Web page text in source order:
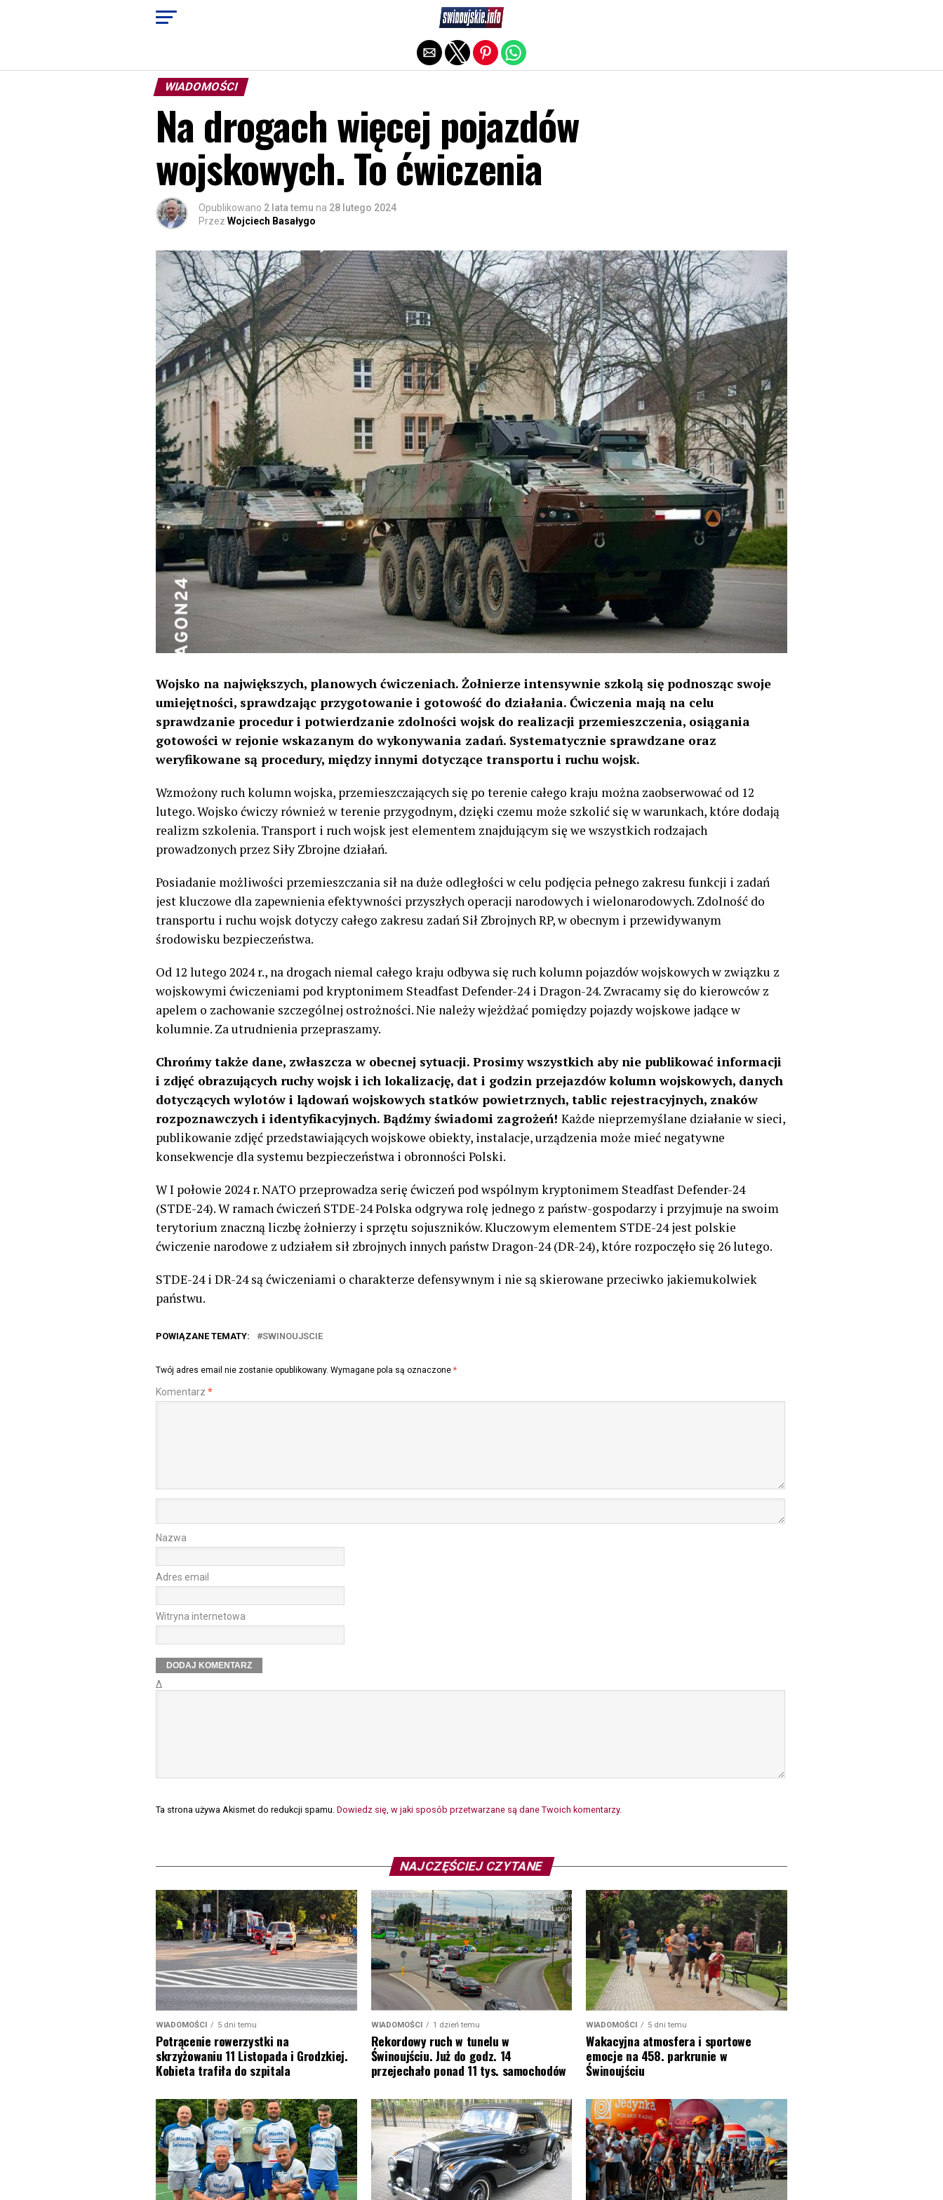
WIADOMOŚCI
Na drogach więcej pojazdów
wojskowych. To ćwiczenia
Opublikowano 2 lata temu na 28 lutego 2024
Przez Wojciech Basałygo
Wojsko na największych, planowych ćwiczeniach. Żołnierze intensywnie szkolą się podnosząc swoje
umiejętności, sprawdzając przygotowanie i gotowość do działania. Ćwiczenia mają na celu
sprawdzanie procedur i potwierdzanie zdolności wojsk do realizacji przemieszczenia, osiągania
gotowości w rejonie wskazanym do wykonywania zadań. Systematycznie sprawdzane oraz
weryfikowane są procedury, między innymi dotyczące transportu i ruchu wojsk.
Wzmożony ruch kolumn wojska, przemieszczających się po terenie całego kraju można zaobserwować od 12
lutego. Wojsko ćwiczy również w terenie przygodnym, dzięki czemu może szkolić się w warunkach, które dodają
realizm szkolenia. Transport i ruch wojsk jest elementem znajdującym się we wszystkich rodzajach
prowadzonych przez Siły Zbrojne działań.
Posiadanie możliwości przemieszczania sił na duże odległości w celu podjęcia pełnego zakresu funkcji i zadań
jest kluczowe dla zapewnienia efektywności przyszłych operacji narodowych i wielonarodowych. Zdolność do
transportu i ruchu wojsk dotyczy całego zakresu zadań Sił Zbrojnych RP, w obecnym i przewidywanym
środowisku bezpieczeństwa.
Od 12 lutego 2024 r., na drogach niemal całego kraju odbywa się ruch kolumn pojazdów wojskowych w związku z
wojskowymi ćwiczeniami pod kryptonimem Steadfast Defender-24 i Dragon-24. Zwracamy się do kierowców z
apelem o zachowanie szczególnej ostrożności. Nie należy wjeżdżać pomiędzy pojazdy wojskowe jadące w
kolumnie. Za utrudnienia przepraszamy.
Chrońmy także dane, zwłaszcza w obecnej sytuacji. Prosimy wszystkich aby nie publikować informacji
i zdjęć obrazujących ruchy wojsk i ich lokalizację, dat i godzin przejazdów kolumn wojskowych, danych
dotyczących wylotów i lądowań wojskowych statków powietrznych, tablic rejestracyjnych, znaków
rozpoznawczych i identyfikacyjnych. Bądźmy świadomi zagrożeń! Każde nieprzemyślane działanie w sieci,
publikowanie zdjęć przedstawiających wojskowe obiekty, instalacje, urządzenia może mieć negatywne
konsekwencje dla systemu bezpieczeństwa i obronności Polski.
W I połowie 2024 r. NATO przeprowadza serię ćwiczeń pod wspólnym kryptonimem Steadfast Defender-24
(STDE-24). W ramach ćwiczeń STDE-24 Polska odgrywa rolę jednego z państw-gospodarzy i przyjmuje na swoim
terytorium znaczną liczbę żołnierzy i sprzętu sojuszników. Kluczowym elementem STDE-24 jest polskie
ćwiczenie narodowe z udziałem sił zbrojnych innych państw Dragon-24 (DR-24), które rozpoczęło się 26 lutego.
STDE-24 i DR-24 są ćwiczeniami o charakterze defensywnym i nie są skierowane przeciwko jakiemukolwiek
państwu.
POWIĄZANE TEMATY: SWINOUJSCIE
Twój adres email nie zostanie opublikowany. Wymagane pola są oznaczone *
Komentarz *
Nazwa
Adres email
Witryna internetowa
Δ
Ta strona używa Akismet do redukcji spamu. Dowiedz się, w jaki sposób przetwarzane są dane Twoich komentarzy.
NAJCZĘŚCIEJ CZYTANE
WIADOMOŚCI 5 dni temu
Potrącenie rowerzystki na
skrzyżowaniu 11 Listopada i Grodzkiej.
Kobieta trafiła do szpitala
WIADOMOŚCI 1 dzień temu
Rekordowy ruch w tunelu w
Świnoujściu. Już do godz. 14
przejechało ponad 11 tys. samochodów
WIADOMOŚCI 5 dni temu
Wakacyjna atmosfera i sportowe
emocje na 458. parkrunie w
Świnoujściu
Exit mobile version